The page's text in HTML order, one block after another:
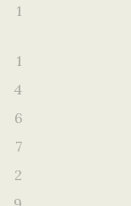
1
1
4
6
7
2